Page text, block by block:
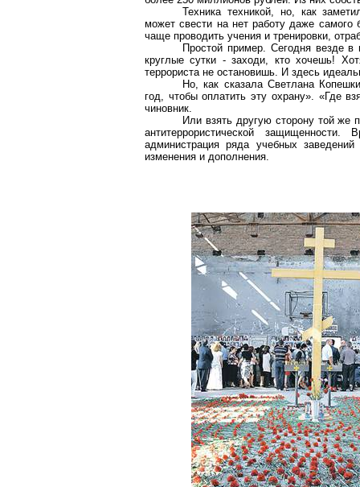
Техника техникой, но, как
может свести на нет работу даже
чаще проводить учения и тренировки,
Простой пример. Сегодня везде
круглые сутки - заходи, кто хочешь!
террориста не остановишь. И здесь
Но, как сказала Светлана
год, чтобы оплатить эту охрану». «Где
чиновник.
Или взять другую сторону той же
антитеррористической
администрация ряда учебных
изменения и дополнения.